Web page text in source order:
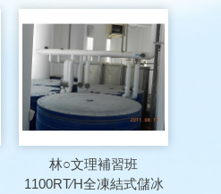
林○文理補習班
1100RT∕H全凍結式儲冰